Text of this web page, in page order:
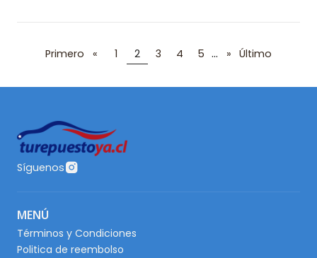
Primero « 1 2 3 4 5 ... » Último
Síguenos
MENÚ
Términos y Condiciones
Politica de reembolso